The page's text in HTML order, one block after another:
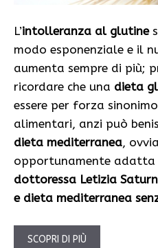
L’intolleranza al glutine
modo esponenziale e il
aumenta sempre di più;
ricordare che una dieta
essere per forza
alimentari, anzi può
dieta mediterranea,
opportunamente adatta
dottoressa Letizia
e dieta mediterranea
SCOPRI DI PIÙ